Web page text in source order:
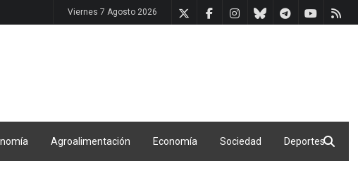
Viernes 7 Agosto 2026
Agroalimentación Economía Sociedad Deportes